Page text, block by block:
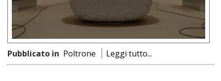
Pubblicato in Poltrone Leggi tutto...